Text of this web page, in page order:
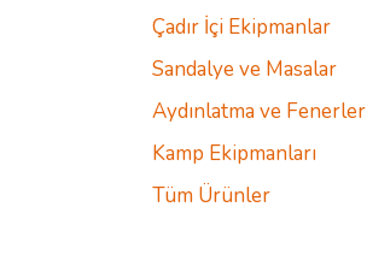
Çadır İçi Ekipmanlar
Sandalye ve Masalar
Aydınlatma ve Fenerler
Kamp Ekipmanları
Tüm Ürünler